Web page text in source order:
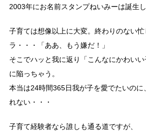
2003年にお名前スタンプねいみーは誕生し
子育ては想像以上に大変。終わりのない
ラ・・・「ああ、もう嫌だ！」
そこでハッと我に返り「こんなにかわい
に陥っちゃう。
本当は24時間365日我が子を愛でたいのに
れない・・・
子育て経験者なら誰しも通る道ですが、